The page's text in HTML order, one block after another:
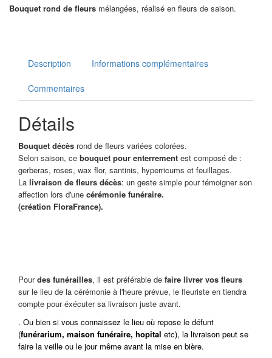
Bouquet rond de fleurs mélangées, réalisé en fleurs de saison.
Description Informations complémentaires
Commentaires
Détails
Bouquet décès rond de fleurs variées colorées.
Selon saison, ce bouquet pour enterrement est composé de :
gerberas, roses, wax flor, santinis, hyperricums et feuillages.
La livraison de fleurs décès: un geste simple pour témoigner son
affection lors d'une cérémonie funéraire.
(création FloraFrance).
Pourdes funérailles, il est préférable de faire livrer vos fleurs
sur le lieu de la cérémonie à l'heure prévue, le fleuriste en tiendra
compte pour éxécuter sa livraison juste avant.
. Ou bien si vous connaissez le lieu où repose le défunt
(funérarium, maison funéraire, hopital etc), la livraison peut se
faire la veille ou le jour même avant la mise en bière.